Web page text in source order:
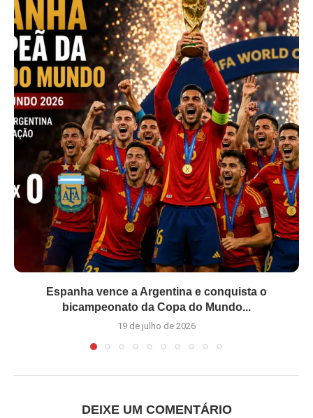
Espanha vence a Argentina e conquista o
bicampeonato da Copa do Mundo...
19 de julho de 2026
DEIXE UM COMENTÁRIO